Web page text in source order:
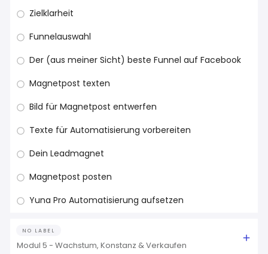
Zielklarheit
Funnelauswahl
Der (aus meiner Sicht) beste Funnel auf Facebook
Magnetpost texten
Bild für Magnetpost entwerfen
Texte für Automatisierung vorbereiten
Dein Leadmagnet
Magnetpost posten
Yuna Pro Automatisierung aufsetzen
NO LABEL
Modul 5 - Wachstum, Konstanz & Verkaufen